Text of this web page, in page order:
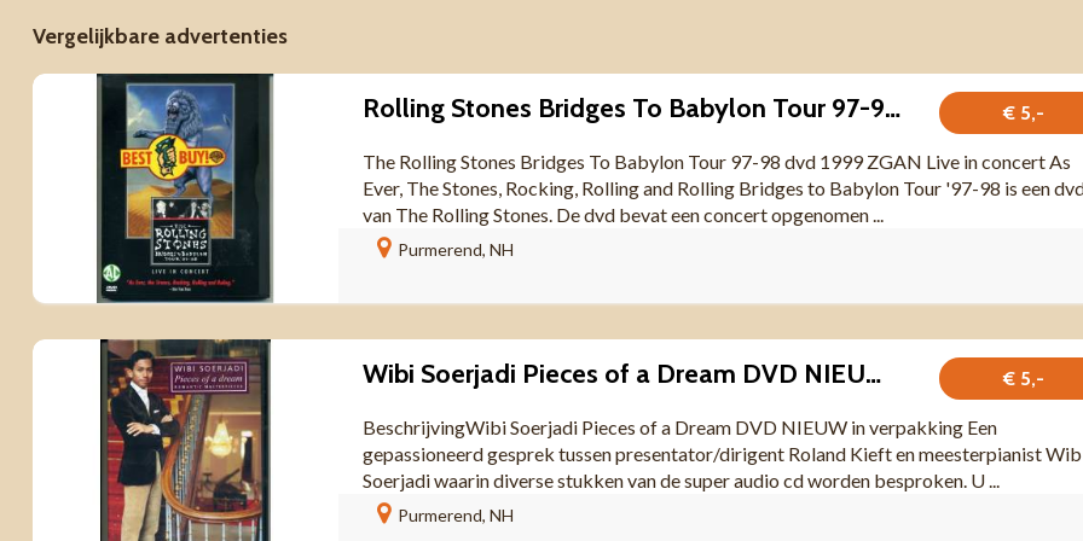
Vergelijkbare advertenties
€ 5,-
Rolling Stones Bridges To Babylon Tour 97-98 dvd 1999 ZGAN
The Rolling Stones Bridges To Babylon Tour 97-98 dvd 1999 ZGAN Live in concert As
Ever, The Stones, Rocking, Rolling and Rolling Bridges to Babylon Tour '97-98 is een
van The Rolling Stones. De dvd bevat een concert opgenomen ...
Purmerend, NH
€ 5,-
Wibi Soerjadi Pieces of a Dream DVD NIEUW in verpakking
BeschrijvingWibi Soerjadi Pieces of a Dream DVD NIEUW in verpakking Een
gepassioneerd gesprek tussen presentator/dirigent Roland Kieft en meesterpianist
Soerjadi waarin diverse stukken van de super audio cd worden besproken. U ...
Purmerend, NH